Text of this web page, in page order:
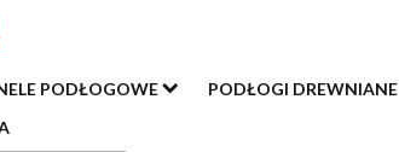
PODŁOGOWE
PODŁOGI DREWNIANE